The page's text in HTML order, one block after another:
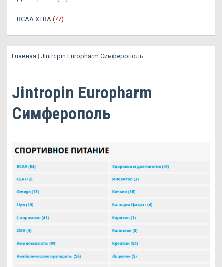
BCAA XTRA (77)
Главная | Jintropin Europharm Симферополь
Jintropin Europharm
Симферополь